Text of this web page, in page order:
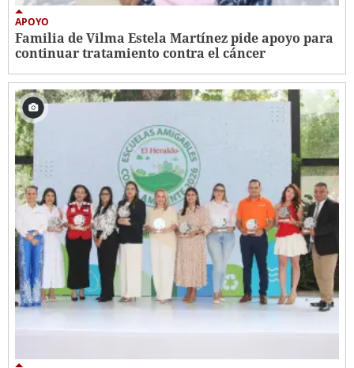
APOYO
Familia de Vilma Estela Martínez pide apoyo para
continuar tratamiento contra el cáncer